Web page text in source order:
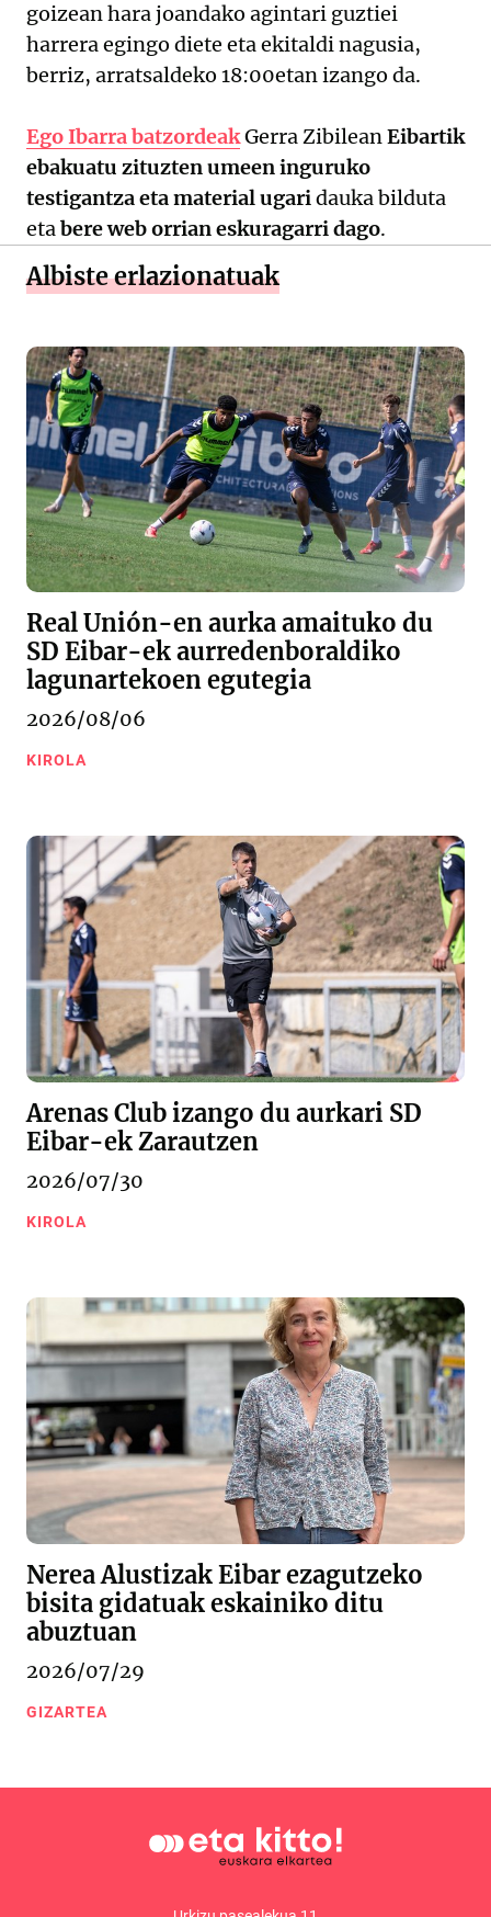
goizean hara joandako agintari guztiei
harrera egingo diete eta ekitaldi nagusia,
berriz, arratsaldeko 18:00etan izango da.
Ego Ibarra batzordeakGerra ZibileanEibartik
ebakuatu zituzten umeen inguruko
testigantza eta material ugaridauka bilduta
etabere web orrian eskuragarri dago.
Albiste erlazionatuak
Real Unión-en aurka amaituko du
SD Eibar-ek aurredenboraldiko
lagunartekoen egutegia
2026/08/06
KIROLA
Arenas Club izango du aurkari SD
Eibar-ek Zarautzen
2026/07/30
KIROLA
Nerea Alustizak Eibar ezagutzeko
bisita gidatuak eskainiko ditu
abuztuan
2026/07/29
GIZARTEA